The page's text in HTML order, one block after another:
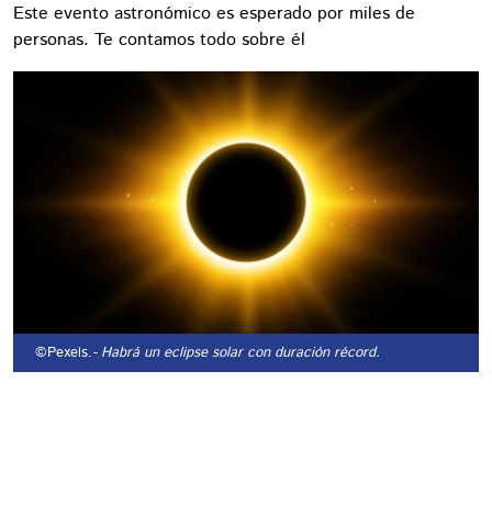
Este evento astronómico es esperado por miles de
personas. Te contamos todo sobre él
©Pexels.- Habrá un eclipse solar con duración récord.